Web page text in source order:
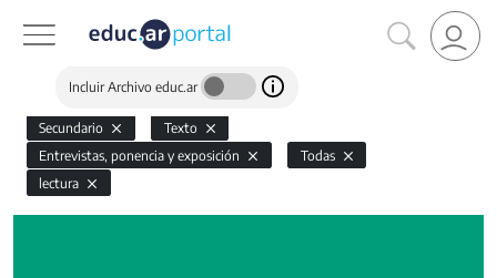
Incluir Archivo educ.ar
Secundario
Texto
Entrevistas, ponencia y exposición
Todas
lectura